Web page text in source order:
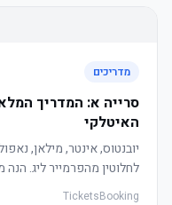
מדריכים
סרייה א: המדריך
האיטלקי
יובנטוס, אינטר, מילאן,
לחלוטין מהפרמייר ליג.
TicketsBooking